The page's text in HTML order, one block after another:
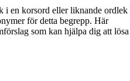
i en korsord eller liknande ordlek
för detta begrepp. Här
som kan hjälpa dig att lösa